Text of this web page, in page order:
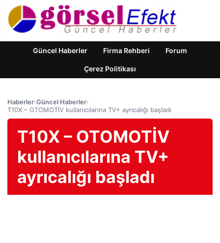
Güncel Haberler Firma Rehberi Forum
Çerez Politikası
Haberler›Güncel Haberler›
T10X – OTOMOTİV kullanıcılarına TV+ ayrıcalığı başladı
T10X – OTOMOTİV
kullanıcılarına TV+
ayrıcalığı başladı